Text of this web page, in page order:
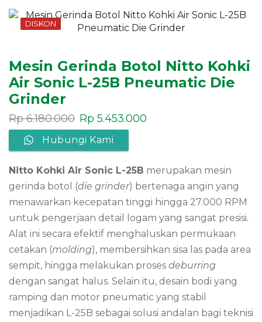
DISKON
Mesin Gerinda Botol Nitto Kohki
Air Sonic L-25B Pneumatic Die
Grinder
Rp6.180.000 Rp 5.453.000
Hubungi Kami
Nitto Kohki Air Sonic L-25B merupakan mesin
gerinda botol (die grinder) bertenaga angin yang
menawarkan kecepatan tinggi hingga 27.000 RPM
untuk pengerjaan detail logam yang sangat presisi.
Alat ini secara efektif menghaluskan permukaan
cetakan (molding), membersihkan sisa las pada area
sempit, hingga melakukan proses deburring
dengan sangat halus. Selain itu, desain bodi yang
ramping dan motor pneumatic yang stabil
menjadikan L-25B sebagai solusi andalan bagi teknisi